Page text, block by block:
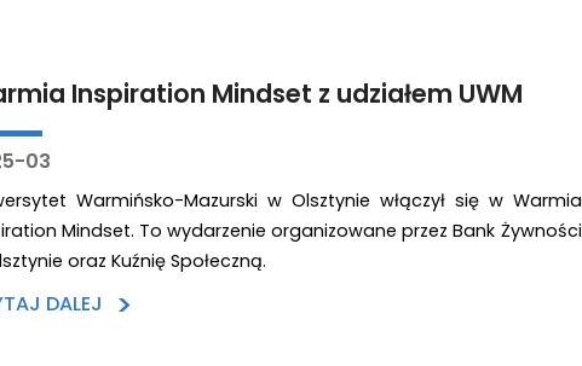
Inspiration Mindset z udziałem UWM
03
Warmińsko-Mazurski w Olsztynie włączył się w Warmia
Mindset. To wydarzenie organizowane przez Bank Żywności
oraz Kuźnię Społeczną.
DALEJ >